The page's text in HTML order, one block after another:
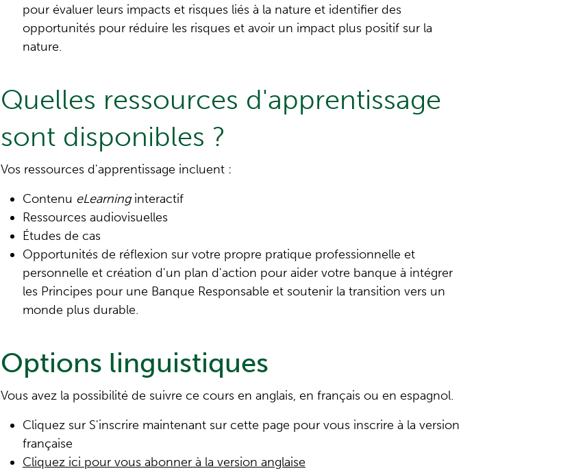
pour évaluer leurs impacts et risques liés à la nature et identifier des
opportunités pour réduire les risques et avoir un impact plus positif sur la
nature.
Quelles ressources d'apprentissage
sont disponibles ?
Vos ressources d'apprentissage incluent :
Contenu eLearninginteractif
Ressources audiovisuelles
Études de cas
Opportunités de réflexion sur votre propre pratique professionnelle et
personnelle et création d'un plan d'action pour aider votre banque à intégrer
les Principes pour une Banque Responsable et soutenir la transition vers un
monde plus durable.
Options linguistiques
Vous avez la possibilité de suivre ce cours en anglais, en français ou en espagnol.
Cliquez sur S'inscrire maintenant sur cette page pour vous inscrire à la version
française
Cliquez ici pour vous abonner à la version anglaise